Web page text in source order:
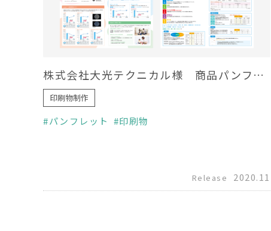
株式会社大光テクニカル様 商品パンフレット制作（Agion）
印刷物制作
パンフレット 印刷物
Release 2020.11